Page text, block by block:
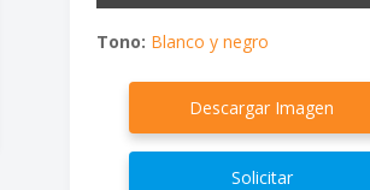
Tono: Blanco y negro
Descargar Imagen
Solicitar